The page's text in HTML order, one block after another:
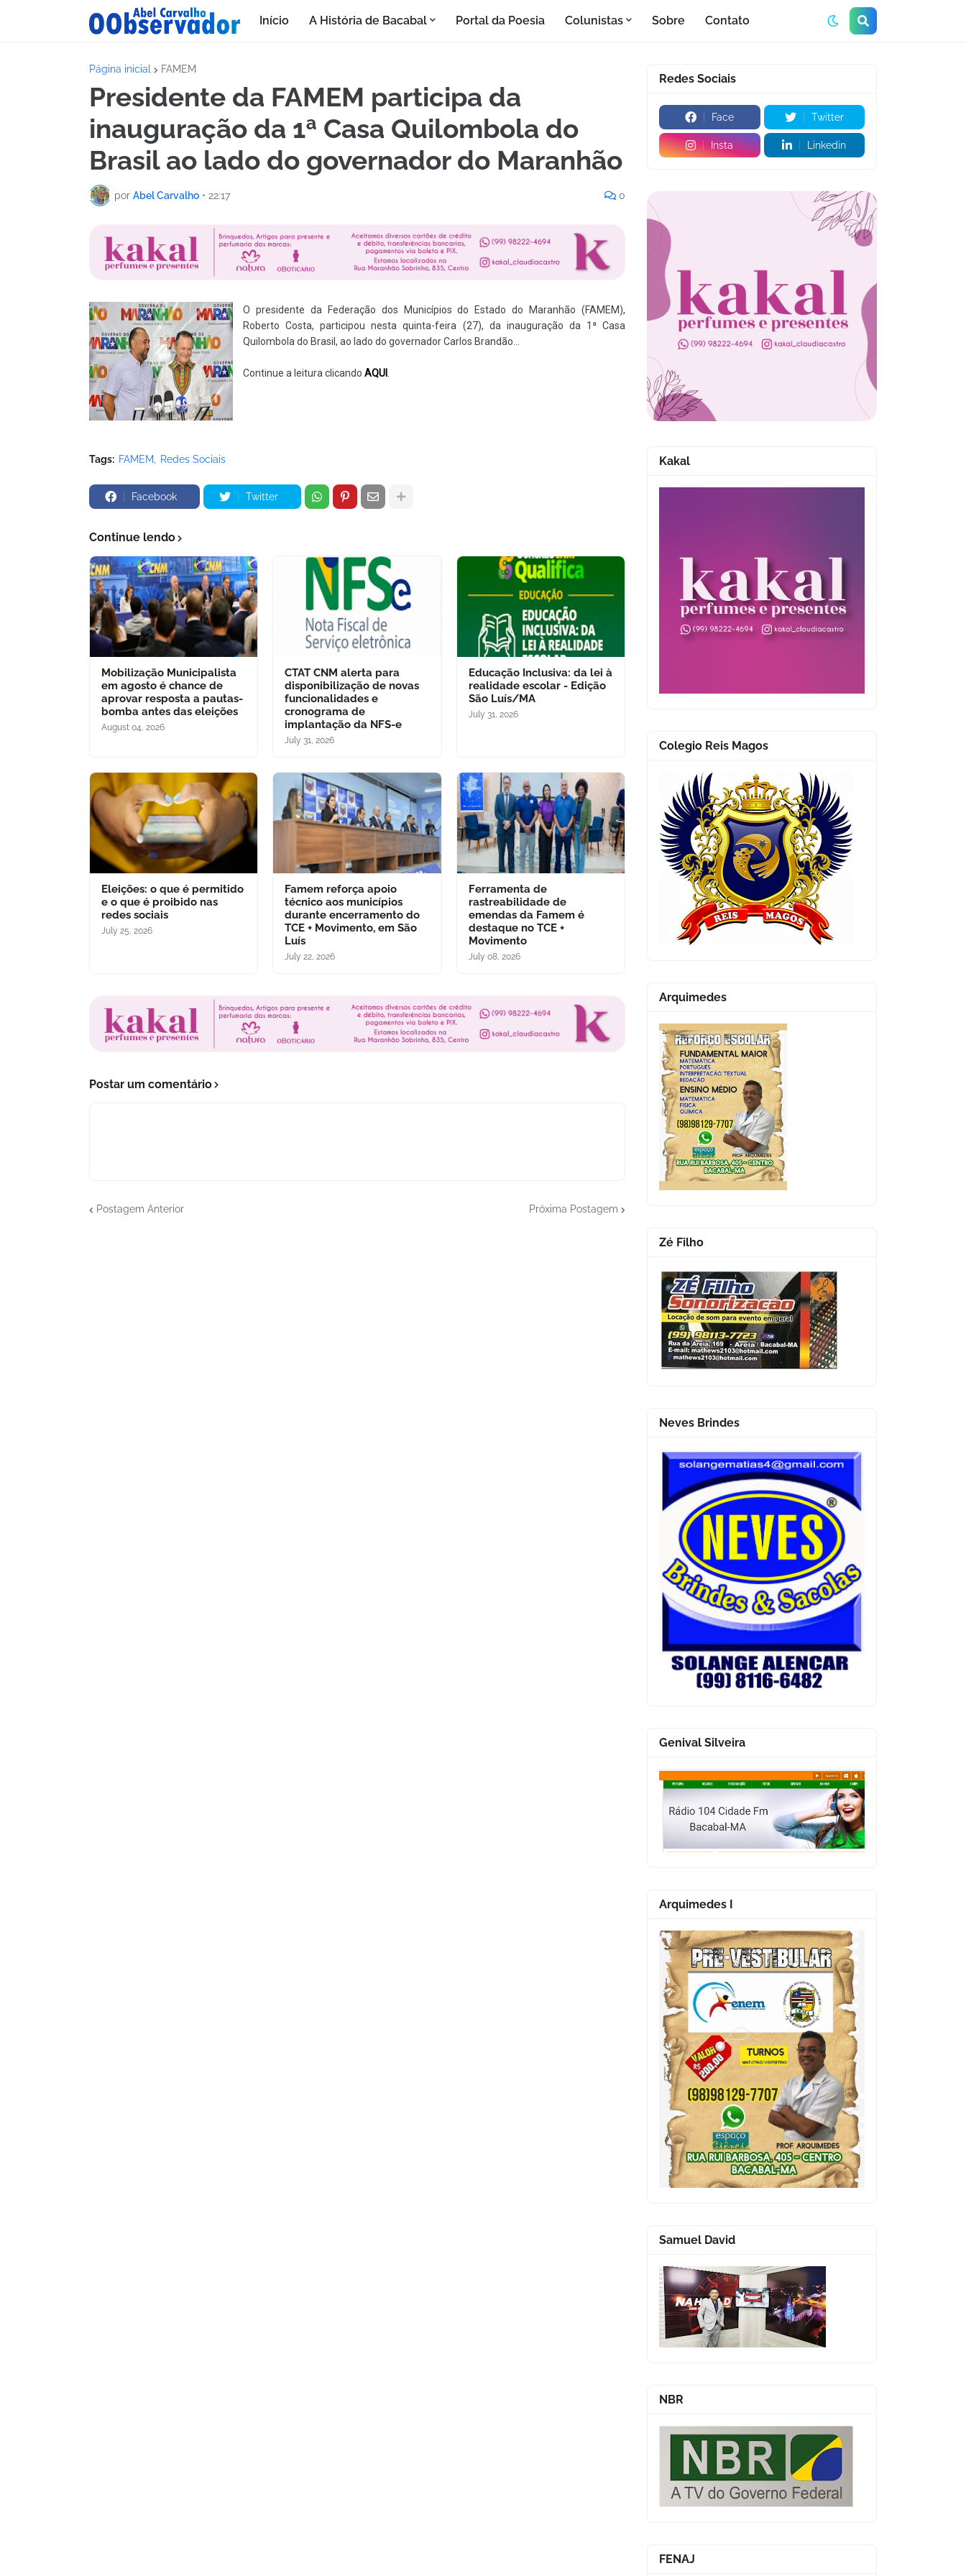
Início A História de Bacabal Portal da Poesia Colunistas Sobre Contato
Página inicial FAMEM
Presidente da FAMEM participa da
inauguração da 1ª Casa Quilombola do
Brasil ao lado do governador do Maranhão
por Abel Carvalho • 22:17 0
O presidente da Federação dos Municípios do Estado do Maranhão (FAMEM),
Roberto Costa, participou nesta quinta-feira (27), da inauguração da 1ª Casa
Quilombola do Brasil, ao lado do governador Carlos Brandão...
Continue a leitura clicando AQUI .
Tags: FAMEM Redes Sociais
Facebook Twitter
Continue lendo
Mobilização Municipalista
em agosto é chance de
aprovar resposta a pautas-
bomba antes das eleições
August 04, 2026
CTAT CNM alerta para
disponibilização de novas
funcionalidades e
cronograma de
implantação da NFS-e
July 31, 2026
Educação Inclusiva: da lei à
realidade escolar - Edição
São Luís/MA
July 31, 2026
Eleições: o que é permitido
e o que é proibido nas
redes sociais
July 25, 2026
Famem reforça apoio
técnico aos municípios
durante encerramento do
TCE + Movimento, em São
Luís
July 22, 2026
Ferramenta de
rastreabilidade de
emendas da Famem é
destaque no TCE +
Movimento
July 08, 2026
Postar um comentário
Postagem Anterior Próxima Postagem
Redes Sociais
Face Twitter
Insta Linkedin
Kakal
Colegio Reis Magos
Arquimedes
Zé Filho
Neves Brindes
Genival Silveira
Arquimedes I
Samuel David
NBR
FENAJ